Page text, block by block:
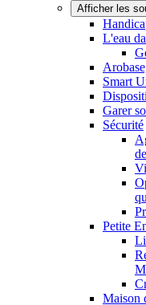
Afficher les
L'eau
Smart
Garer
Sécurité
Petite
Maison